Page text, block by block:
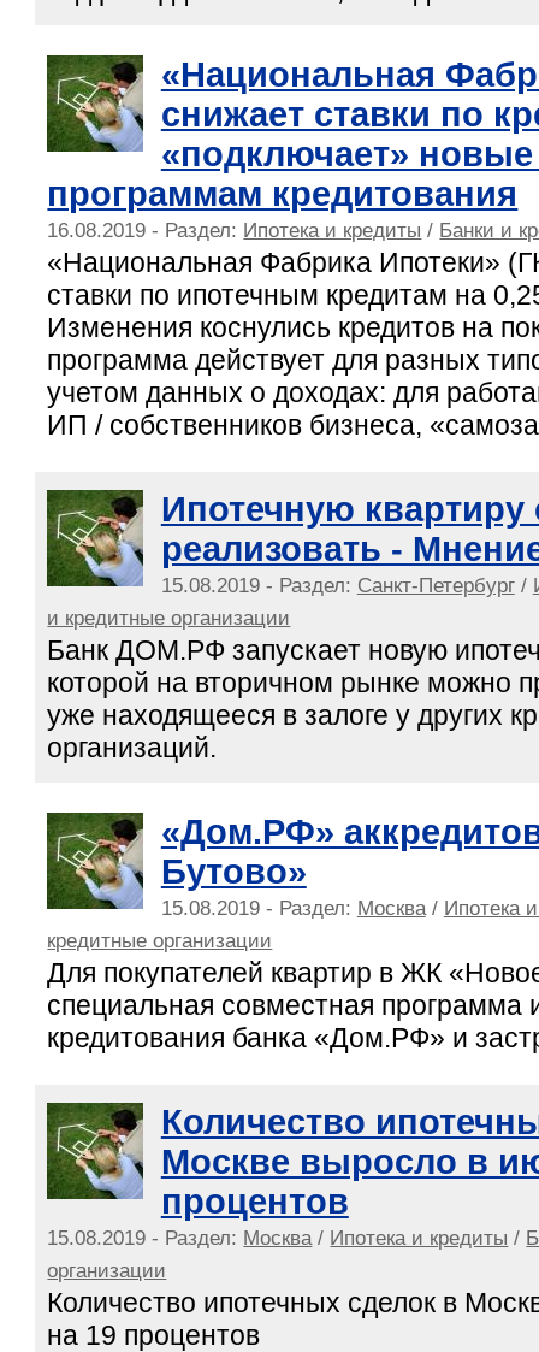
«Национальная
снижает ставки по
«подключает»
программам кредитования
16.08.2019 - Раздел: Ипотека и кредиты / Банки и
«Национальная Фабрика Ипотеки»
ставки по ипотечным кредитам на
Изменения коснулись кредитов на
программа действует для разных
учетом данных о доходах: для
ИП / собственников бизнеса,
Ипотечную квартиру
реализовать -
15.08.2019 - Раздел: Санкт-Петербург/
и кредитные организации
Банк ДОМ.РФ запускает новую
которой на вторичном рынке можно
уже находящееся в залоге у других
организаций.
«Дом.РФ»
Бутово»
15.08.2019 - Раздел: Москва/ Ипотека
кредитные организации
Для покупателей квартир в ЖК
специальная совместная программа
кредитования банка «Дом.РФ» и
Количество
Москве выросло в
процентов
15.08.2019 - Раздел: Москва / Ипотека и кредиты /
организации
Количество ипотечных сделок в
на 19 процентов